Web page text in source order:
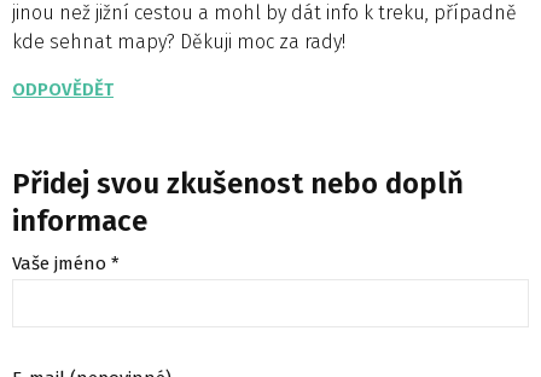
jinou než jižní cestou a mohl by dát info k treku, případně
kde sehnat mapy? Děkuji moc za rady!
ODPOVĚDĚT
Přidej svou zkušenost nebo doplň
informace
Vaše jméno *